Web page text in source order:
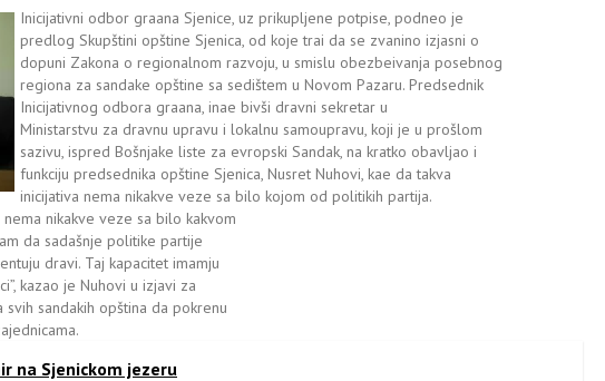
Inicijativni odbor graana Sjenice, uz prikupljene potpise, podneo je
predlog Skupštini opštine Sjenica, od koje trai da se zvanino izjasni o
dopuni Zakona o regionalnom razvoju, u smislu obezbeivanja posebnog
regiona za sandake opštine sa sedištem u Novom Pazaru. Predsednik
Inicijativnog odbora graana, inae bivši dravni sekretar u
Ministarstvu za dravnu upravu i lokalnu samoupravu, koji je u prošlom
sazivu, ispred Bošnjake liste za evropski Sandak, na kratko obavljao i
funkciju predsednika opštine Sjenica, Nusret Nuhovi, kae da takva
inicijativa nema nikakve veze sa bilo kojom od politikih partija.
nikakve veze sa bilo kakvom
da sadašnje politike partije
dravi. Taj kapacitet imamju
kazao je Nuhovi u izjavi za
sandakih opština da pokrenu
na Sjenickom jezeru